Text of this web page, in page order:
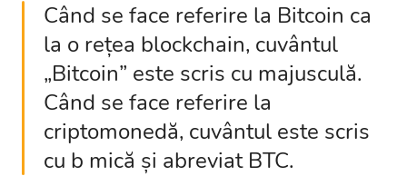
Când se face referire la Bitcoin ca
la o rețea blockchain, cuvântul
„Bitcoin” este scris cu majusculă.
Când se face referire la
criptomonedă, cuvântul este scris
cu b mică și abreviat BTC.